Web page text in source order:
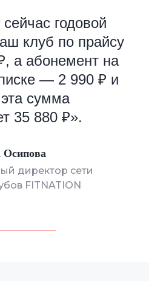
годовой
клуб по прайсу
а абонемент на
— 2 990 ₽ и
эта сумма
35 880 ₽».
Осипова
директор сети
FITNATION